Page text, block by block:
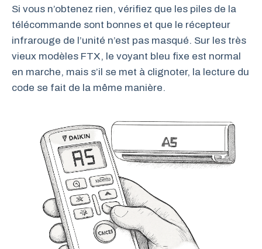
Si vous n’obtenez rien, vérifiez que les piles de la
télécommande sont bonnes et que le récepteur
infrarouge de l’unité n’est pas masqué. Sur les très
vieux modèles FTX, le voyant bleu fixe est normal
en marche, mais s’il se met à clignoter, la lecture du
code se fait de la même manière.